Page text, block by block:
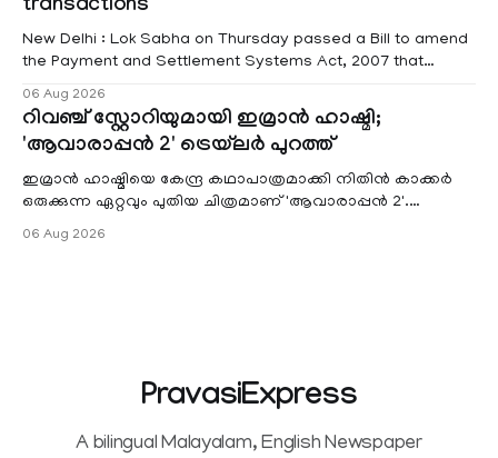
transactions
New Delhi : Lok Sabha on Thursday passed a Bill to amend
the Payment and Settlement Systems Act, 2007 that
service providers to levy charges on payments through
unified payments interface (UPI) and other notified
electronic payment modes. The amendment passed by the
06 Aug 2026
റിവഞ്ച് സ്റ്റോറിയുമായി ഇമ്രാൻ ഹാഷ്മി;
'ആവാരാപ്പൻ 2' ട്രെയ്‌ലർ പുറത്ത്
ഇമ്രാൻ ഹാഷ്മിയെ കേന്ദ്ര കഥാപാത്രമാക്കി നിതിൻ കാക്കർ
ഒരുക്കുന്ന ഏറ്റവും പുതിയ ചിത്രമാണ് 'ആവാരാപ്പൻ 2'.
06 Aug 2026
PravasiExpress
A bilingual Malayalam, English Newspaper